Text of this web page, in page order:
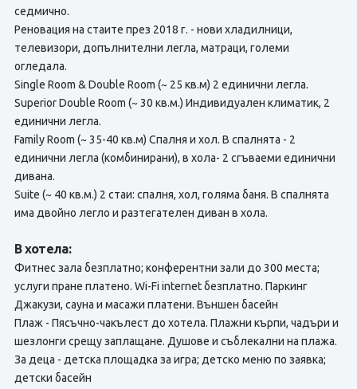
седмично.
Реновация на стаите през 2018 г. - нови хладилници,
телевизори, допълнителни легла, матраци, големи
огледала.
Single Room & Double Room (~ 25 кв.м) 2 единични легла.
Superior Double Room (~ 30 кв.м.) Индивидуален климатик, 2
единични легла.
Family Room (~ 35-40 кв.м) Спалня и хол. В спалнята - 2
единични легла (комбинирани), в хола- 2 сгъваеми единични
дивана.
Suite (~ 40 кв.м.) 2 стаи: спалня, хол, голяма баня. В спалнята
има двойно легло и разтегателен диван в хола.
В хотела:
Фитнес зала безплатно; конферентни зали до 300 места;
услуги пране платено. Wi-Fi internet безплатно. Паркинг
Джакузи, сауна и масажи платени. Външен басейн
Плаж - Пясъчно-чакълест до хотела. Плажни кърпи, чадъри и
шезлонги срещу заплащане. Душове и съблекални на плажа.
За деца - детска площадка за игра; детско меню по заявка;
детски басейн